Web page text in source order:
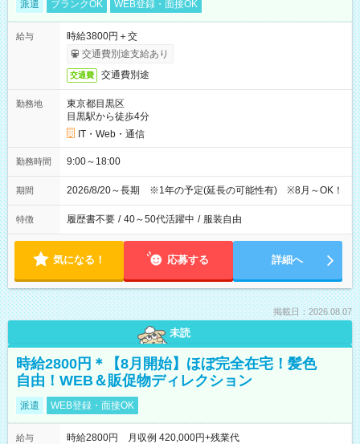
派遣 ブランクOK WEB登録・面接OK
給与
時給3800円＋交
交通費別途支給あり
交通費 交通費別途
勤務地
東京都目黒区
目黒駅から徒歩4分
IT・Web・通信
勤務時間 9:00～18:00
期間 2026/8/20～長期 ※1年の予定(延長の可能性有) ※8月～OK！
特徴 履歴書不要 / 40～50代活躍中 / 服装自由
気になる！ 応募する 詳細へ
掲載日：2026.08.07
未読
時給2800円＊【8月開始】ほぼ完全在宅！髪色
自由！WEB＆販促物ディレクション
派遣 WEB登録・面接OK
給与
時給2800円 月収例 420,000円+残業代